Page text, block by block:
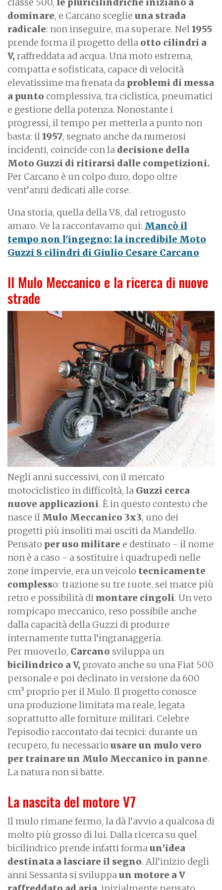
dominare, e Carcano sceglie una strada
radicale: non inseguire, ma superare. Nel1955
prende forma il progetto della otto cilindri a
V,raffreddata ad acqua. Una moto estrema,
compatta e sofisticata, capace di velocità
elevatissime ma frenata da problemi di messa
a punto complessiva, tra ciclistica, pneumatici
e gestione della potenza. Nonostante i
progressi, il tempo per metterla a punto non
basta: il1957, segnato anche da numerosi
incidenti, coincide con la decisione della
Moto Guzzi di ritirarsi dalle competizioni.
Per Carcano è un colpo duro, dopo oltre
vent’anni dedicati alle corse.
Una storia, quella della V8, dal retrogusto
amaro. Ve la raccontavamo qui: Mancò il
tempo non l'ingegno: la incredibile Moto
Guzzi 8 cilindri di Giulio Cesare Carcano
Il Mulo Meccanico e la ricerca di nuove
strade
g
Negli anni successivi, con il mercato
motociclistico in difficoltà, la Guzzi cerca
nuove applicazioni. È in questo contesto che
nasce il Mulo Meccanico 3x3, uno dei
progetti più insoliti mai usciti da Mandello.
Pensato per uso militare e destinato - il nome
non è a caso - a sostituire i quadrupedi nelle
zone impervie, era un veicolo tecnicamente
complesso: trazione su tre ruote, sei marce più
retro e possibilità di montare cingoli. Un vero
rompicapo meccanico, reso possibile anche
dalla capacità della Guzzi di produrre
internamente tutta l’ingranaggeria.
Per muoverlo, Carcano sviluppa un
bicilindrico a V, provato anche su una Fiat 500
personale e poi declinato in versione da 600
cm³ proprio per il Mulo. Il progetto conosce
una produzione limitata ma reale, legata
soprattutto alle forniture militari. Celebre
l’episodio raccontato dai tecnici: durante un
recupero, fu necessario usare un mulo vero
per trainare un Mulo Meccanico in panne.
La natura non si batte.
La nascita del motore V7
Il mulo rimane fermo, la dà l’avvio a qualcosa di
molto più grosso di lui. Dalla ricerca su quel
bicilindrico prende infatti formaun’idea
destinata a lasciare il segno. All’inizio degli
anni Sessanta si sviluppaun motore a V